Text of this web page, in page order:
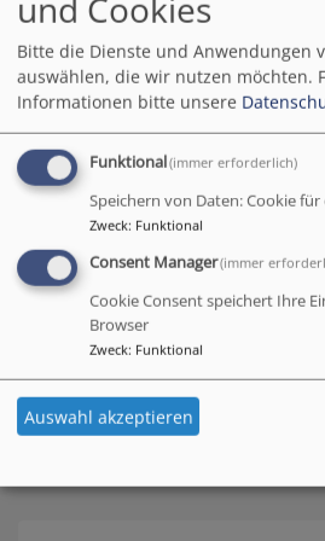
Herzlich
Evang.-Luth.
Lonnerstadt
Die Kirchengemeinde Lonnerstadt hat
Neben Lonnerstadt selbst umfasst die
Ortschaften: Ailsbach | Fetzelhofen |
Greienmühle | Lappach | Mailach |
| Unterwinterbach | Weidendorf
lonnerstadt
evangelisch
Bitte die Dienste und Anwendungen
auswählen, die wir nutzen möchten.
Informationen bitte unsere
Funktional(immer erforderlich)
Speichern von Daten: Cookie
Zweck: Funktional
Consent Manager(immer
Cookie Consent speichert Ihre
Browser
Zweck: Funktional
Auswahl akzeptieren